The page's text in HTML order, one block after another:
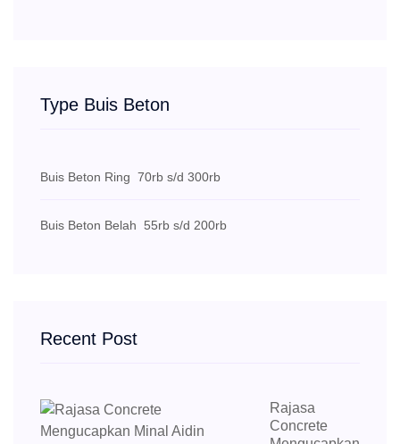
Type Buis Beton
Buis Beton Ring 70rb s/d 300rb
Buis Beton Belah 55rb s/d 200rb
Recent Post
Rajasa
Concrete